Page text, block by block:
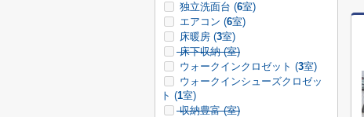
独立洗面台 (6室)
エアコン (6室)
床暖房 (3室)
床下収納 (室)
ウォークインクロゼット (3室)
ウォークインシューズクロゼッ
ト (1室)
収納豊富 (室)